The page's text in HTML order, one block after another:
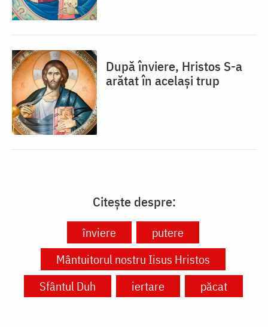
După înviere, Hristos S-a
arătat în același trup
Citește despre:
înviere
putere
Mântuitorul nostru Iisus Hristos
Sfântul Duh
iertare păcat